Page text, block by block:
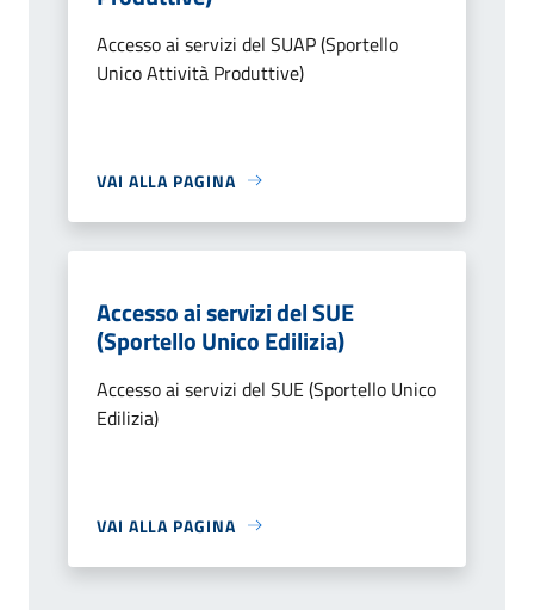
Accesso ai servizi del SUAP (Sportello
Unico Attività Produttive)
VAI ALLA PAGINA
Accesso ai servizi del SUE
(Sportello Unico Edilizia)
Accesso ai servizi del SUE (Sportello Unico
Edilizia)
VAI ALLA PAGINA